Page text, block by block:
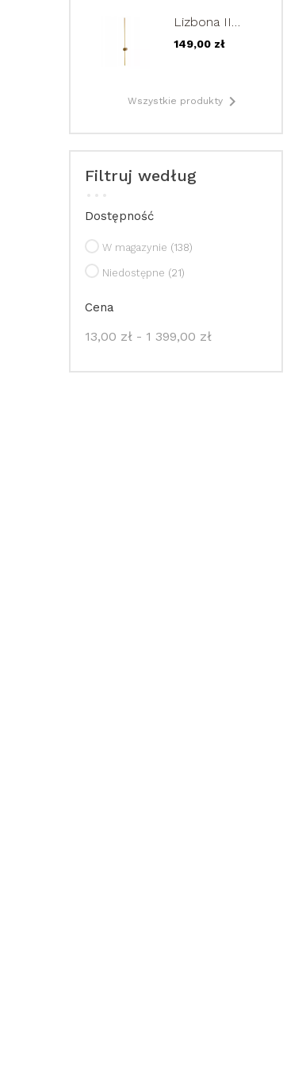
9W
Lizbona II
Mini złoty
kinkiet LED
regulowana
149,00 zł
Wszystkie produkty 
Filtruj według
Dostępność
W magazynie (138)
Niedostępne (21)
Cena
13,00 zł - 1 399,00 zł